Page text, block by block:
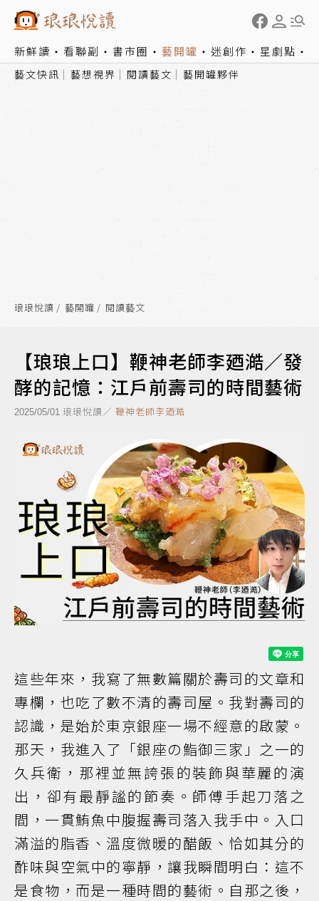
新鮮讀 看聯副 書市圈 藝開罐 迷創作 星劇點
藝文快訊 藝想視界 閱讀藝文 藝開罐夥伴
琅琅悅讀 藝開罐 閱讀藝文
【琅琅上口】鞭神老師李廼澔／發
酵的記憶：江戶前壽司的時間藝術
2025/05/01 琅琅悅讀／ 鞭神老師李廼澔
這些年來，我寫了無數篇關於壽司的文章和
專欄，也吃了數不清的壽司屋。我對壽司的
認識，是始於東京銀座一場不經意的啟蒙。
那天，我進入了「銀座の鮨御三家」之一的
久兵衛，那裡並無誇張的裝飾與華麗的演
出，卻有最靜謐的節奏。師傅手起刀落之
間，一貫鮪魚中腹握壽司落入我手中。入口
滿溢的脂香、溫度微暖的醋飯、恰如其分的
酢味與空氣中的寧靜，讓我瞬間明白：這不
是食物，而是一種時間的藝術。自那之後，